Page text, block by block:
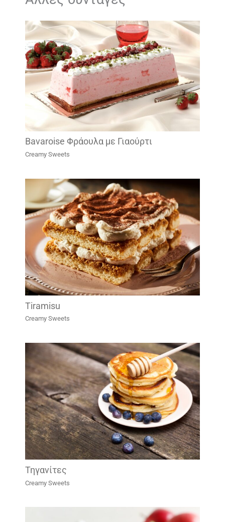
Bavaroise Φράουλα με Γιαούρτι
Creamy Sweets
Tiramisu
Creamy Sweets
Τηγανίτες
Creamy Sweets